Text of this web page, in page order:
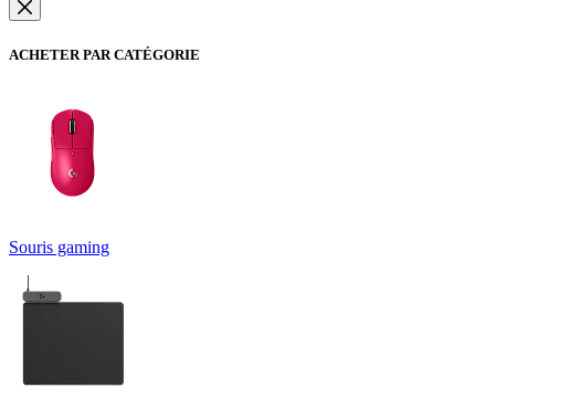
ACHETER PAR CATÉGORIE
Souris gaming